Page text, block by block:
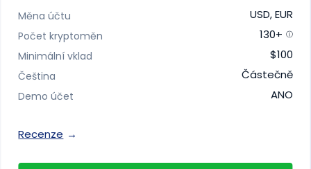
Měna účtu USD, EUR
Počet kryptoměn 130+
Minimální vklad $100
Čeština Částečně
Demo účet ANO
Recenze